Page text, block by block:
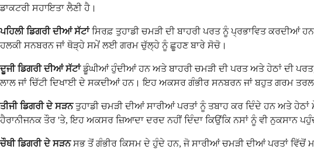
ਡਾਕਟਰੀ ਸਹਾਇਤਾ ਲੈਣੀ ਹੈ।
ਪਹਿਲੀ ਡਿਗਰੀ ਦੀਆਂ ਸੱਟਾਂਸਿਰਫ਼ ਤੁਹਾਡੀ ਚਮੜੀ ਦੀ ਬਾਹਰੀ ਪਰਤ ਨੂੰ ਪ੍ਰਭਾਵਿਤ ਕਰਦੀਆਂ
ਹਲਕੀ ਸਨਬਰਨ ਜਾਂ ਥੋੜ੍ਹੇ ਸਮੇਂ ਲਈ ਗਰਮ ਚੁੱਲ੍ਹੇ ਨੂੰ ਛੂਹਣ ਬਾਰੇ ਸੋਚੋ।
ਦੂਜੀ ਡਿਗਰੀ ਦੀਆਂ ਸੱਟਾਂਡੂੰਘੀਆਂ ਹੁੰਦੀਆਂ ਹਨ ਅਤੇ ਬਾਹਰੀ ਚਮੜੀ ਦੀ ਪਰਤ ਅਤੇ ਹੇਠਾਂ ਦੀ
ਲਾਲ ਜਾਂ ਚਿੱਟੀ ਦਿਖਾਈ ਦੇ ਸਕਦੀਆਂ ਹਨ। ਇਹ ਅਕਸਰ ਗੰਭੀਰ ਸਨਬਰਨ ਜਾਂ ਬਹੁਤ ਗਰਮ
ਤੀਜੀ ਡਿਗਰੀ ਦੇ ਸੜਨਤੁਹਾਡੀ ਚਮੜੀ ਦੀਆਂ ਸਾਰੀਆਂ ਪਰਤਾਂ ਨੂੰ ਤਬਾਹ ਕਰ ਦਿੰਦੇ ਹਨ ਅਤੇ
ਹੈਰਾਨੀਜਨਕ ਤੌਰ 'ਤੇ, ਇਹ ਅਕਸਰ ਜ਼ਿਆਦਾ ਦਰਦ ਨਹੀਂ ਦਿੰਦਾ ਕਿਉਂਕਿ ਨਸਾਂ ਨੂੰ ਵੀ ਨੁਕਸਾਨ
ਚੌਥੀ ਡਿਗਰੀ ਦੇ ਸੜਨਸਭ ਤੋਂ ਗੰਭੀਰ ਕਿਸਮ ਦੇ ਹੁੰਦੇ ਹਨ, ਜੋ ਸਾਰੀਆਂ ਚਮੜੀ ਦੀਆਂ ਪਰਤਾਂ